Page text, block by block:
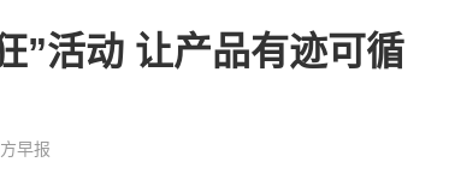
”活动 让产品有迹可循
早报